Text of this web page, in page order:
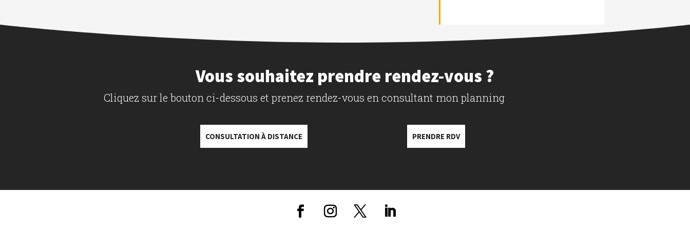
Vous souhaitez prendre rendez-vous ?
Cliquez sur le bouton ci-dessous et prenez rendez-vous en consultant mon planning
CONSULTATION À DISTANCE PRENDRE RDV